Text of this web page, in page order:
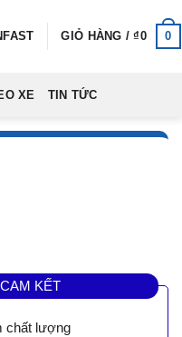
GIỎ HÀNG /₫0 0
XE TIN TỨC
CAM KẾT
chất lượng